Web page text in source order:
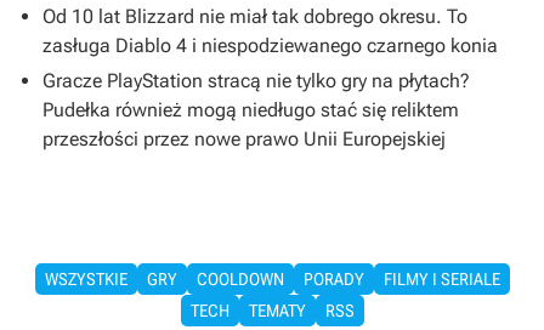
Od 10 lat Blizzard nie miał tak dobrego okresu. To
zasługa Diablo 4 i niespodziewanego czarnego konia
Gracze PlayStation stracą nie tylko gry na płytach?
Pudełka również mogą niedługo stać się reliktem
przeszłości przez nowe prawo Unii Europejskiej
WSZYSTKIE GRY COOLDOWN PORADY
FILMY I SERIALE
TECH
TEMATY RSS